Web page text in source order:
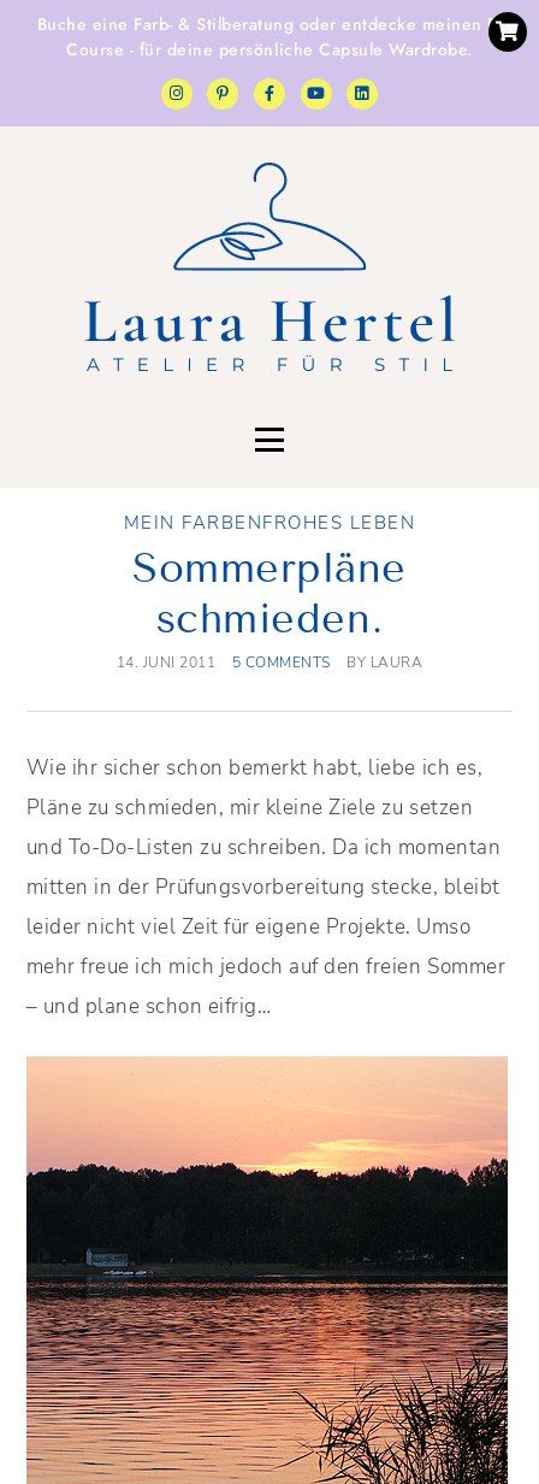
Buche eine Farb- & Stilberatung oder entdecke meinen E-
Course - für deine persönliche Capsule Wardrobe.
MEIN FARBENFROHES LEBEN
Sommerpläne
schmieden.
14. JUNI 2011 5 COMMENTS BY LAURA
Wie ihr sicher schon bemerkt habt, liebe ich es,
Pläne zu schmieden, mir kleine Ziele zu setzen
und To-Do-Listen zu schreiben. Da ich momentan
mitten in der Prüfungsvorbereitung stecke, bleibt
leider nicht viel Zeit für eigene Projekte. Umso
mehr freue ich mich jedoch auf den freien Sommer
– und plane schon eifrig…